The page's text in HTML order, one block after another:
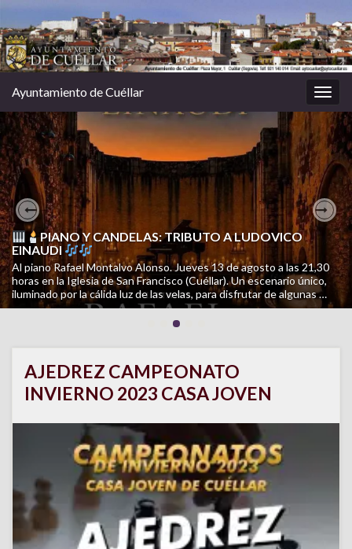
la
Ayuntamiento de Cuéllar
PIANO Y CANDELAS: TRIBUTO A LUDOVICO
EINAUDI
Al piano Rafael Montalvo Alonso. Jueves 13 de agosto a las 21,30
horas en la Iglesia de San Francisco (Cuéllar). Un escenario único,
iluminado por la cálida luz de las velas, para disfrutar de algunas …
CAMPAÑA INFORMATIVA CUÉLLAR CUIDA: PERROS
CUIDADOS. CALLES LIMPIAS
Una campaña de SOS Animales Cuéllar para facilitar la tenencia
responsable, mejorar la convivencia y cuidar el municipio. Porque
cuidar a tu perro también es cuidar Cuéllar. Consulta la campaña
completa en el siguiente documento …
Previous
AJEDREZ CAMPEONATO
INVIERNO 2023 CASA JOVEN